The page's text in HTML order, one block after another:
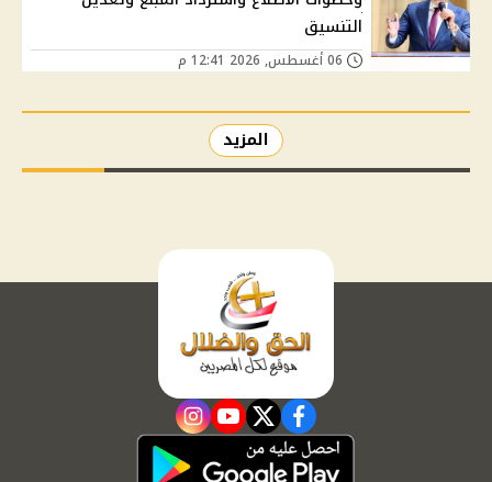
التنسيق
المزيد
facebook
twitter
youtube
instagram